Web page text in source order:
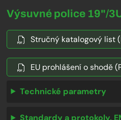
Výsuvné police 19"/
Stručný katalogový list
EU prohlášení o shodě
Technické parametry
Standardy a protokoly,